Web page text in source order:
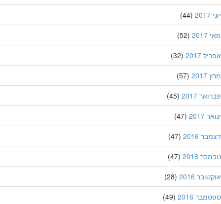
(44)
(52)
2017
(32)
(57)
2017
(45)
2017
(47)
2016
(47)
2016
(47)
2016
(28)
2016
(49)